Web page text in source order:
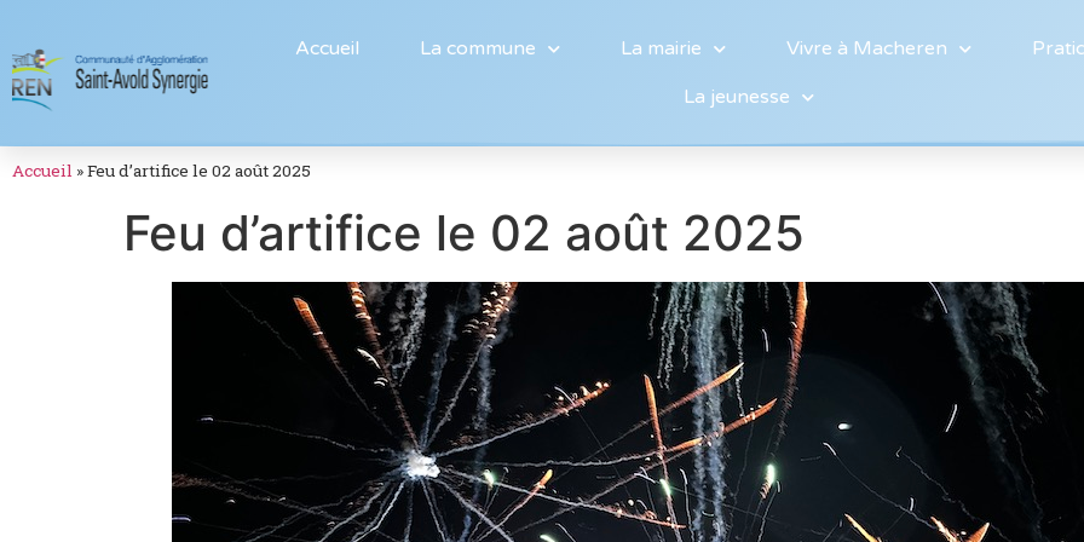
Accueil La commune La mairie Vivre à Macheren
La jeunesse
Accueil »Feu d’artifice le 02 août 2025
Feu d’artifice le 02 août 2025